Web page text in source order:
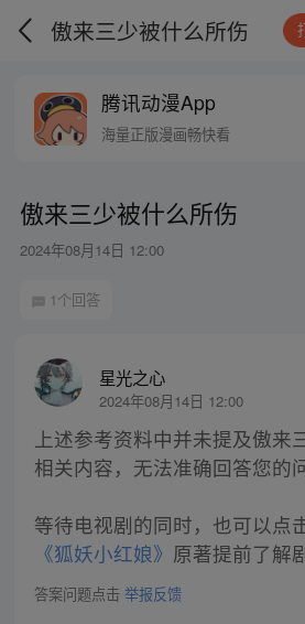
傲来三少被什么所伤
腾讯动漫App
海量正版漫画畅快看
傲来三少被什么所伤
2024年08月14日 12:00
1个回答
星光之心
2024年08月14日 12:00
上述参考资料中并未提及傲来
相关内容，无法准确回答您的
等待电视剧的同时，也可以点
《狐妖小红娘》 原著提前了解
答案问题点击 举报反馈